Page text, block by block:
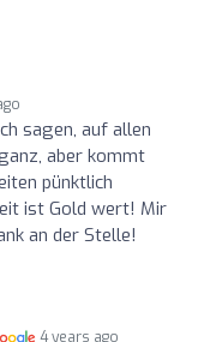
sagen, auf allen
aber kommt
pünktlich
ist Gold wert! Mir
an der Stelle!
4 years ago